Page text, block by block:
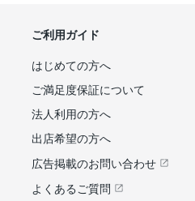
ご利用ガイド
はじめての方へ
ご満足度保証について
法人利用の方へ
出店希望の方へ
広告掲載のお問い合わせ
よくあるご質問